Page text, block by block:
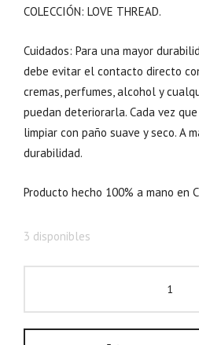
COLECCIÓN: LOVE THREAD.
Cuidados: Para una mayor
debe evitar el contacto directo
cremas, perfumes, alcohol y
puedan deteriorarla. Cada vez
limpiar con paño suave y seco. A
durabilidad.
Producto hecho 100% a mano en
3 disponibles